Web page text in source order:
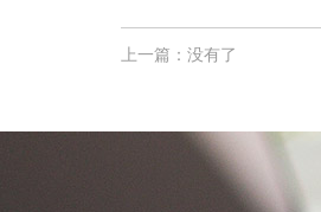
上一篇：没有了